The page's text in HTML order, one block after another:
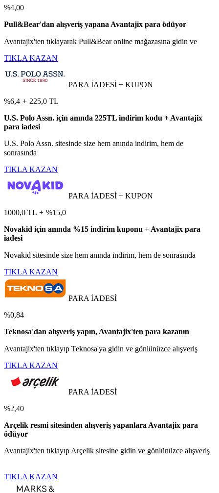
%4,00
Pull&Bear'dan alışveriş yapana Avantajix para ödüyor
Avantajix'ten tıklayarak Pull&Bear online mağazasına gidin ve
TIKLA KAZAN
PARA İADESİ + KUPON
%6,4 + 225,0 TL
U.S. Polo Assn. için anında 225TL indirim kodu + Avantajix
para iadesi
U.S. Polo Assn. sitesinde size hem anında indirim, hem de
sonrasında
TIKLA KAZAN
PARA İADESİ + KUPON
1000,0 TL + %15,0
Novakid için anında %15 indirim kuponu + Avantajix para
iadesi
Novakid sitesinde size hem anında indirim, hem de sonrasında
TIKLA KAZAN
PARA İADESİ
%0,84
Teknosa'dan alışveriş yapın, Avantajix'ten para kazanın
Avantajix'ten tıklayıp Teknosa'ya gidin ve gönlünüzce alışveriş
TIKLA KAZAN
PARA İADESİ
%2,40
Arçelik resmi sitesinden alışveriş yapanlara Avantajix para
ödüyor
Avantajix'ten tıklayıp Arçelik sitesine gidin ve gönlünüzce alışveriş
TIKLA KAZAN